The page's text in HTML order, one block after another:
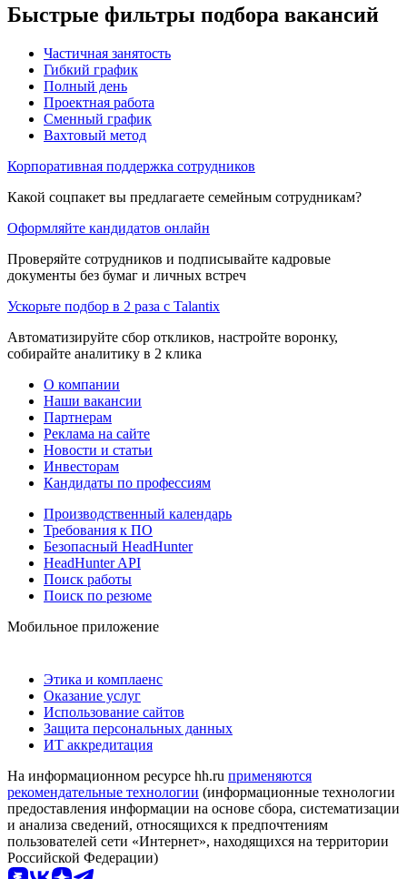
Быстрые фильтры подбора вакансий
Частичная занятость
Гибкий график
Полный день
Проектная работа
Сменный график
Вахтовый метод
Корпоративная поддержка сотрудников
Какой соцпакет вы предлагаете семейным сотрудникам?
Оформляйте кандидатов онлайн
Проверяйте сотрудников и подписывайте кадровые
документы без бумаг и личных встреч
Ускорьте подбор в 2 раза с Talantix
Автоматизируйте сбор откликов, настройте воронку,
собирайте аналитику в 2 клика
О компании
Наши вакансии
Партнерам
Реклама на сайте
Новости и статьи
Инвесторам
Кандидаты по профессиям
Производственный календарь
Требования к ПО
Безопасный HeadHunter
HeadHunter API
Поиск работы
Поиск по резюме
Мобильное приложение
Этика и комплаенс
Оказание услуг
Использование сайтов
Защита персональных данных
ИТ аккредитация
На информационном ресурсе hh.ru применяются
рекомендательные технологии (информационные технологии
предоставления информации на основе сбора, систематизации
и анализа сведений, относящихся к предпочтениям
пользователей сети «Интернет», находящихся на территории
Российской Федерации)